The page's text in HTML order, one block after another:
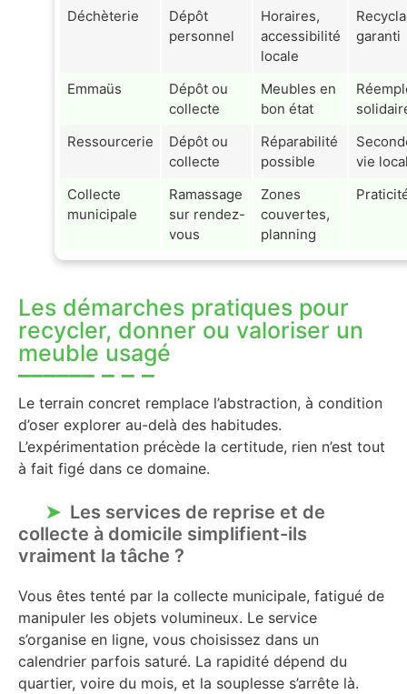
Déchèterie
Dépôt
personnel
Horaires,
accessibilité
locale
garanti
Emmaüs
Dépôt ou
collecte
Meubles en
bon état
Ressourcerie
Dépôt ou
collecte
Réparabilité
possible
vie
Collecte
municipale
Ramassage
sur rendez-
vous
Zones
couvertes,
planning
Les démarches pratiques pour
recycler, donner ou valoriser un
meuble usagé
Le terrain concret remplace l’abstraction, à condition
d’oser explorer au-delà des habitudes.
L’expérimentation précède la certitude, rien n’est tout
à fait figé dans ce domaine.
Les services de reprise et de
collecte à domicile simplifient-ils
vraiment la tâche ?
Vous êtes tenté par la collecte municipale, fatigué de
manipuler les objets volumineux. Le service
s’organise en ligne, vous choisissez dans un
calendrier parfois saturé. La rapidité dépend du
quartier, voire du mois, et la souplesse s’arrête là.